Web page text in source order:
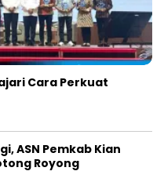
Cara Perkuat
ASN Pemkab Kian
Royong